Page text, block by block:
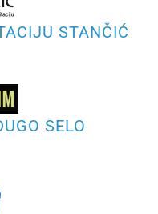
STANČIĆ
SELO